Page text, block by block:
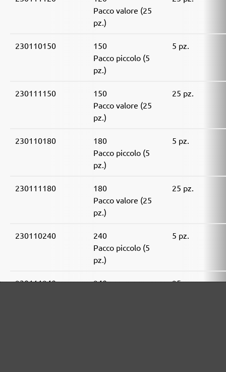
Pacco valore (25
pz.)
230110150
150
Pacco piccolo (5
pz.)
5 pz.
230111150
150
Pacco valore (25
pz.)
25 pz.
230110180
180
Pacco piccolo (5
pz.)
5 pz.
230111180
180
Pacco valore (25
pz.)
25 pz.
230110240
240
Pacco piccolo (5
pz.)
5 pz.
230111240
240
25 pz.